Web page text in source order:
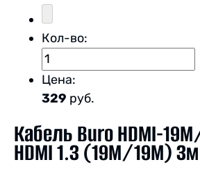
Кол-во:
Цена:
329 руб.
Кабель Buro HDMI-
HDMI 1.3 (19M/19M) 3м